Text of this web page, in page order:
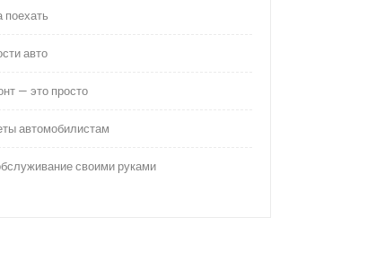
поехать
авто
— это просто
автомобилистам
своими руками